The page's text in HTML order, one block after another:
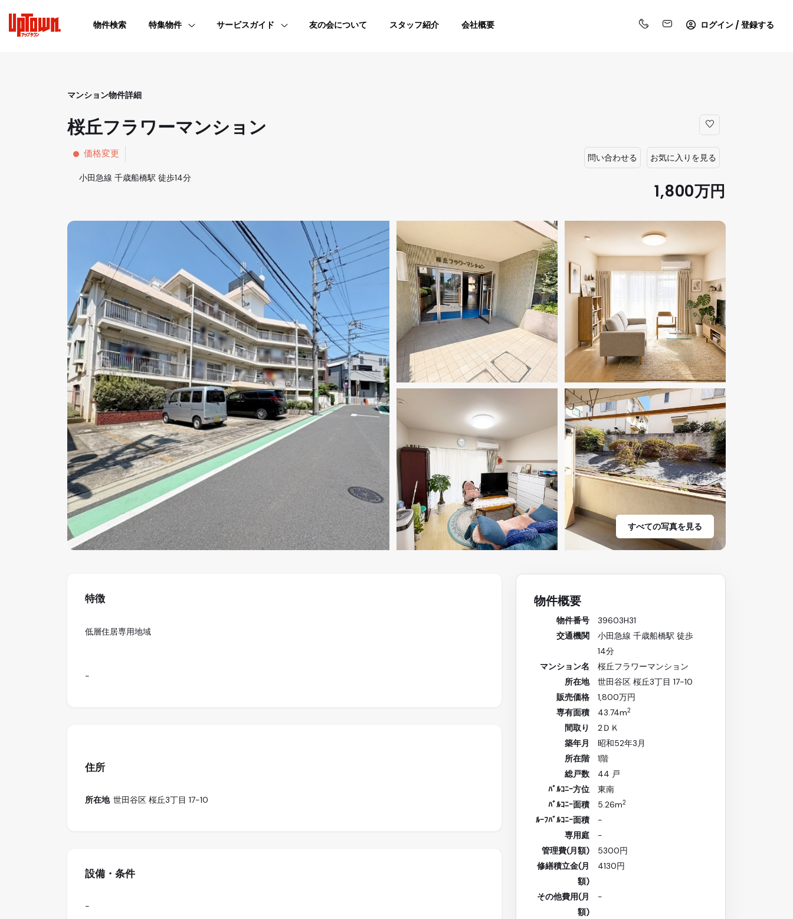
物件検索 特集物件 サービスガイド 友の会について スタッフ紹介 会社概要 ログイン / 登録する
マンション物件詳細
桜丘フラワーマンション
価格変更
小田急線 千歳船橋駅 徒歩14分
問い合わせる お気に入りを見る
1,800万円
すべての写真を見る
特徴
低層住居専用地域
-
住所
所在地 世田谷区 桜丘3丁目 17-10
設備・条件
-
物件概要
物件番号
39603H31
交通機関
小田急線 千歳船橋駅 徒歩
14分
マンション名
桜丘フラワーマンション
所在地
世田谷区 桜丘3丁目 17-10
販売価格
1,800万円
専有面積
43.74m2
間取り
2ＤＫ
築年月
昭和52年3月
所在階
1階
総戸数
44 戸
ﾊﾞﾙｺﾆｰ方位
東南
ﾊﾞﾙｺﾆｰ面積
5.26m2
ﾙｰﾌﾊﾞﾙｺﾆｰ面積
-
専用庭
-
管理費(月額)
5300円
修繕積立金(月
額)
4130円
その他費用(月
額)
-
特集物件
サービスガイド
ご売却をご検討の方
不動産コンサルティングをご希望の方